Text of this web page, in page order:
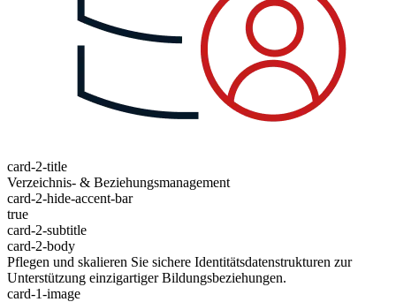
card-2-title
Verzeichnis- & Beziehungsmanagement
card-2-hide-accent-bar
true
card-2-subtitle
card-2-body
Pflegen und skalieren Sie sichere Identitätsdatenstrukturen zur
Unterstützung einzigartiger Bildungsbeziehungen.
card-1-image